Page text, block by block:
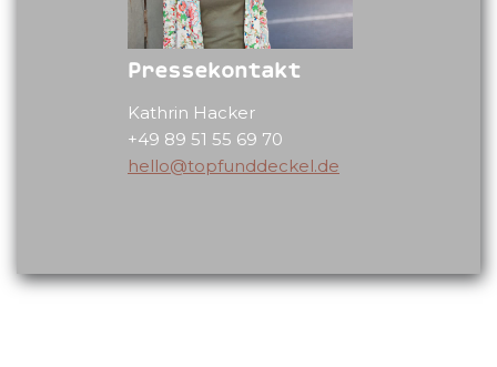
Pressekontakt
Kathrin Hacker
+49 89 51 55 69 70
hello@topfunddeckel.de